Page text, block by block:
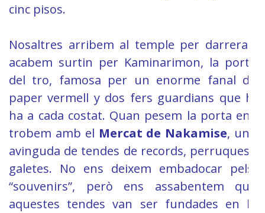
cinc pisos.
Nosaltres arribem al temple per darrera i
acabem surtin per Kaminarimon, la porta
del tro, famosa per un enorme fanal de
paper vermell y dos fers guardians que hi
ha a cada costat. Quan pesem la porta ens
trobem amb el Mercat de Nakamise, una
avinguda de tendes de records, perruques i
galetes. No ens deixem embadocar pels
“souvenirs”, però ens assabentem que
aquestes tendes van ser fundades en la